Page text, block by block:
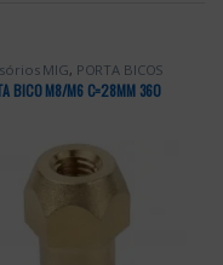
MIG, PORTA BICOS
BICO M8/M6 C=28MM 360